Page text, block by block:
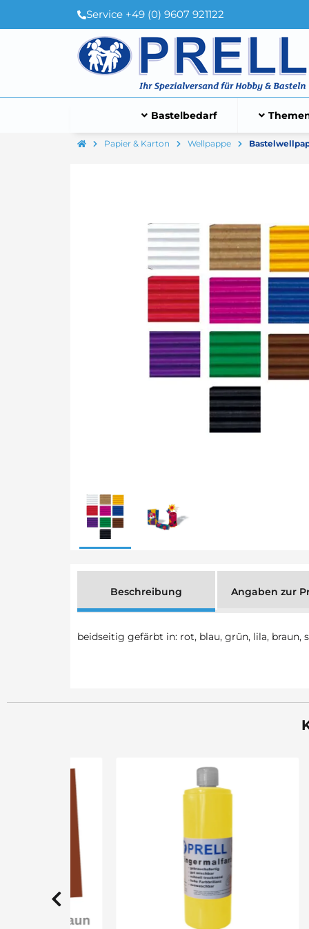
Service +49 (0) 9607 921122
Bastelbedarf
Papier & Karton Wellpappe
Beschreibung Angaben zur
beidseitig gefärbt in: rot, blau, grün, lila, braun,